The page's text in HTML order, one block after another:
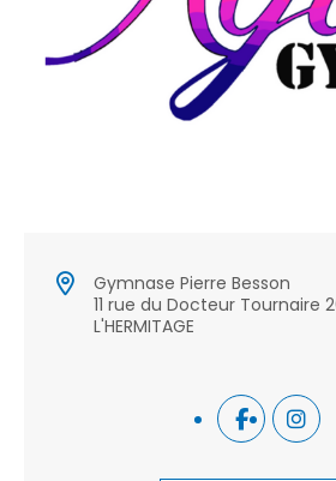
Gymnase Pierre Besson
11 rue du Docteur Tournaire
L'HERMITAGE